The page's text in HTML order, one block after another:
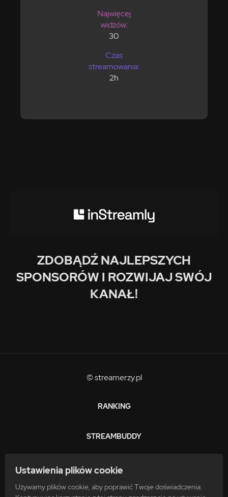
Najwięcej
widzów:
30
Czas
streamowania:
2h
ZDOBĄDŹ NAJLEPSZYCH
SPONSORÓW I ROZWIJAJ SWÓJ
KANAŁ!
Ustawienia plików cookie
Używamy plików cookie, aby poprawić Twoje doświadczenia.
© streamerzy.pl
RANKING
STREAMBUDDY
ZARABIAJ